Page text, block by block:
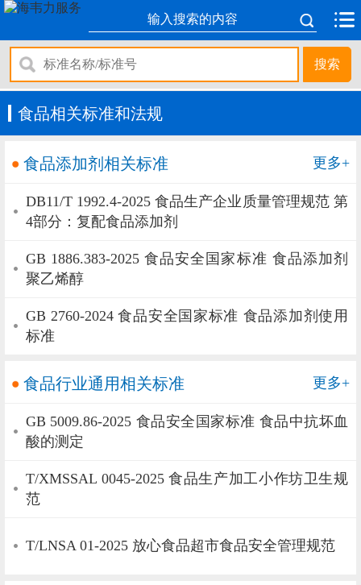
搜索
食品相关标准和法规
食品添加剂相关标准 更多+
DB11/T 1992.4-2025 食品生产企业质量管理规范 第
4部分：复配食品添加剂
GB 1886.383-2025 食品安全国家标准 食品添加剂
聚乙烯醇
GB 2760-2024 食品安全国家标准 食品添加剂使用
标准
食品行业通用相关标准 更多+
GB 5009.86-2025 食品安全国家标准 食品中抗坏血
酸的测定
T/XMSSAL 0045-2025 食品生产加工小作坊卫生规
范
T/LNSA 01-2025 放心食品超市食品安全管理规范